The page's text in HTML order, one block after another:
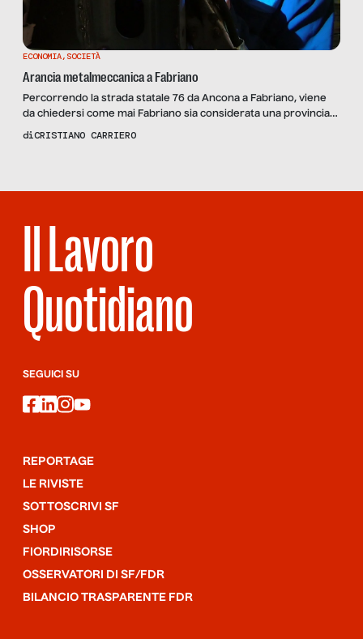
ECONOMIA, SOCIETÀ
Arancia metalmeccanica a Fabriano
Percorrendo la strada statale 76 da Ancona a Fabriano, viene
da chiedersi come mai Fabriano sia considerata una provincia
marchigiana. Il dubbio ti assale ancora più forte quando
diCRISTIANO CARRIERO
Il Lavoro
Quotidiano
SEGUICI SU
facebook
linkedin
instagram
youtube
REPORTAGE
LE RIVISTE
SOTTOSCRIVI SF
SHOP
FIORDIRISORSE
OSSERVATORI DI SF/FDR
BILANCIO TRASPARENTE FDR